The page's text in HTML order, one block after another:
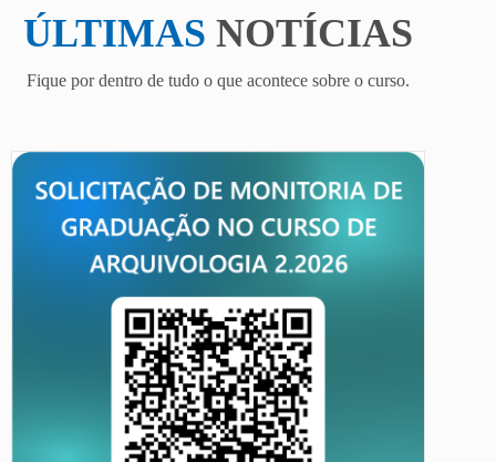
ÚLTIMAS NOTÍCIAS
Fique por dentro de tudo o que acontece sobre o curso.